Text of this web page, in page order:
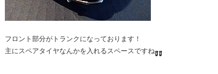
フロント部分がトランクになっております！
主にスペアタイヤなんかを入れるスペースですね